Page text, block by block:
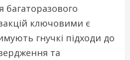
багаторазового
ключовими є
гнучкі підходи до
та